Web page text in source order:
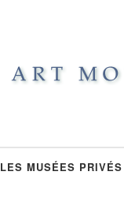
LES MUSÉES PRIVÉS